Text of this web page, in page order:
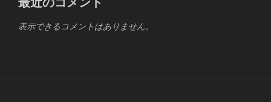
表示できるコメントはありません。